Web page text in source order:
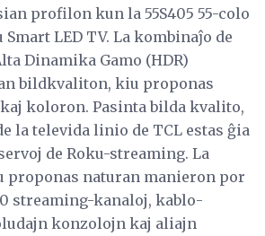
profilon kun la 55S405 55-colo
LED TV. La kombinaĵo de
Dinamika Gamo (HDR)
bildkvaliton, kiu proponas
koloron. Pasinta bilda kvalito,
la televida linio de TCL estas ĝia
de Roku-streaming. La
proponas naturan manieron por
streaming-kanaloj, kablo-
konzolojn kaj aliajn